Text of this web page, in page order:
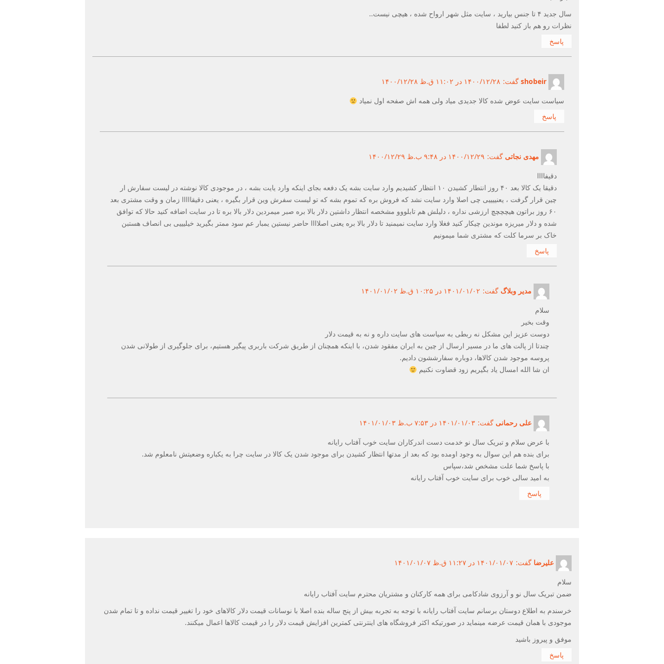
سال جدید ۴ تا جنس بیارید ، سایت مثل شهر ارواح شده ، هیچی نیست..
نظرات رو هم باز کنید لطفا
پاسخ
shobeir گفت: ۱۴۰۰/۱۲/۲۸ در ۱۱:۰۲ ق.ظ ۱۴۰۰/۱۲/۲۸
سیاست سایت عوض شده کالا جدیدی میاد ولی همه اش صفحه اول نمیاد
پاسخ
مهدی نجاتی گفت: ۱۴۰۰/۱۲/۲۹ در ۹:۴۸ ب.ظ ۱۴۰۰/۱۲/۲۹
دقیفاااا
دقیقا یک کالا بعد ۴۰ روز انتطار کشیدن ۱۰ انتظار کشیدیم وارد سایت بشه یک دفعه بجای اینکه وارد یایت بشه ، در موجودی کالا نوشته در لیست سفارش ار
چین قرار گرفت ، یعنییییی چی اصلا وارد سایت نشد که فروش بره که تموم بشه که تو لیست سفرش وین قرار بگیره ، یعنی دقیقااااا زمان و وقت مشتری بعد
۶۰ روز براتون هیچچچچ ارزشی نداره ، دلیلش هم تابلووو مشخصه انتظار داشتین دلار بالا بره صبر میمردین دلار بالا بره تا در سایت اضافه کنید حالا که توافق
شده و دلار میریزه موندین چیکار کنید فغلا وارد سایت نمیمنید تا دلار بالا بره یعنی اصلاااا حاضر نیستین یمبار عم سود ممتر بگیرید خیلیییی بی انصاف هستبن
خاک بر سرما کلت که مشتری شما میمونیم
پاسخ
مدیر وبلاگ گفت: ۱۴۰۱/۰۱/۰۲ در ۱۰:۲۵ ق.ظ ۱۴۰۱/۰۱/۰۲
سلام
وقت بخیر
دوست عزیز این مشکل نه ربطی به سیاست های سایت داره و نه به قیمت دلار
چندتا از پالت های ما در مسیر ارسال از چین به ایران مفقود شدن، با اینکه همچنان از طریق شرکت باربری پیگیر هستیم، برای جلوگیری از طولانی شدن
پروسه موجود شدن کالاها، دوباره سفارششون دادیم.
ان شا الله امسال یاد بگیریم زود قضاوت نکنیم
علی رحمانی گفت: ۱۴۰۱/۰۱/۰۳ در ۷:۵۳ ب.ظ ۱۴۰۱/۰۱/۰۳
با عرض سلام و تبریک سال نو خدمت دست اندرکاران سایت خوب آفتاب رایانه
برای بنده هم این سوال به وجود اومده بود که بعد از مدتها انتظار کشیدن برای موجود شدن یک کالا در سایت چرا به یکباره وضعیتش نامعلوم شد.
با پاسخ شما علت مشخص شد،سپاس
به امید سالی خوب برای سایت خوب آفتاب رایانه
پاسخ
علیرضا گفت: ۱۴۰۱/۰۱/۰۷ در ۱۱:۲۷ ق.ظ ۱۴۰۱/۰۱/۰۷
سلام
ضمن تبریک سال نو و آرزوی شادکامی برای همه کارکنان و مشتریان محترم سایت آفتاب رایانه
خرسندم به اطلاع دوستان برسانم سایت آفتاب رایانه با توجه به تجربه بیش از پنج ساله بنده اصلا با نوسانات قیمت دلار کالاهای خود را تغییر قیمت نداده و تا تمام شدن
موجودی با همان قیمت عرضه مینماید در صورتیکه اکثر فروشگاه های اینترنتی کمترین افزایش قیمت دلار را در قیمت کالاها اعمال میکنند.
موفق و پیروز باشید
پاسخ